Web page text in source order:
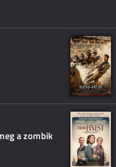
a zombik